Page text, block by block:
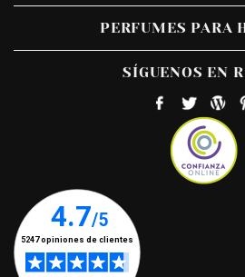
PERFUMES PARA
SÍGUENOS EN